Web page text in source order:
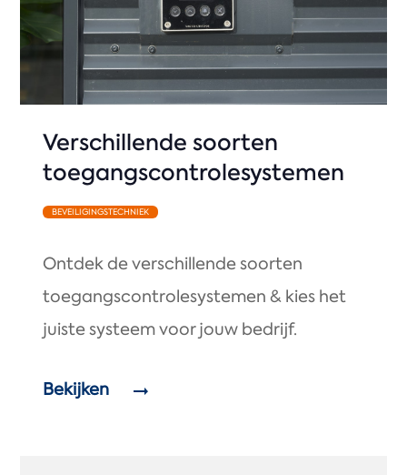
Verschillende soorten
toegangscontrolesystemen
BEVEILIGINGSTECHNIEK
Ontdek de verschillende soorten
toegangscontrolesystemen & kies het
juiste systeem voor jouw bedrijf.
Bekijken